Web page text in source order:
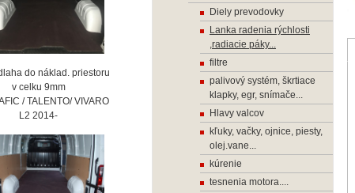
Diely prevodovky
Lanka radenia rýchlosti
,radiacie páky...
filtre
palivový systém, škrtiace
klapky, egr, snímače...
Hlavy valcov
kľuky, vačky, ojnice, piesty,
olej.vane...
kúrenie
tesnenia motora....
do náklad. priestoru
9mm
/ TALENTO/ VIVARO
2014-